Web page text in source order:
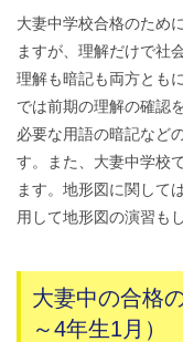
大妻中学校合格のため
ますが、理解だけで社
理解も暗記も両方とも
では前期の理解の確認
必要な用語の暗記など
す。また、大妻中学校
ます。地形図に関して
用して地形図の演習も
大妻中の合格
～4年生1月）